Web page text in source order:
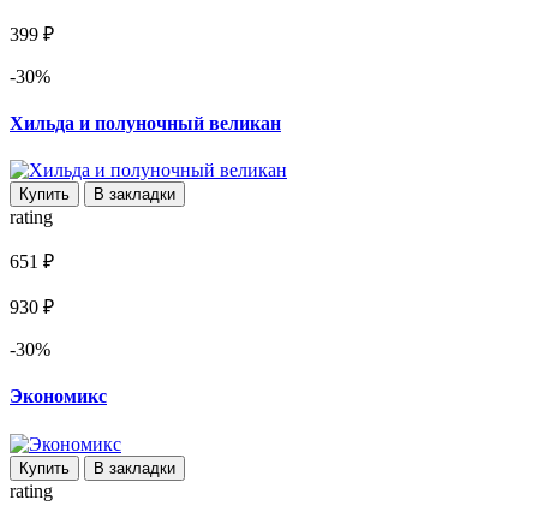
399 ₽
-30%
Хильда и полуночный великан
Купить В закладки
rating
651 ₽
930 ₽
-30%
Экономикс
Купить В закладки
rating